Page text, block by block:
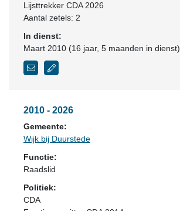
Lijsttrekker CDA 2026
Aantal zetels: 2
In dienst:
Maart 2010 (16 jaar, 5 maanden in dienst)
2010 - 2026
Gemeente:
Wijk bij Duurstede
Functie:
Raadslid
Politiek:
CDA